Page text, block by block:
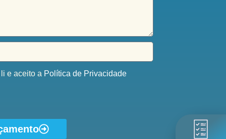
e aceito a Política de Privacidade